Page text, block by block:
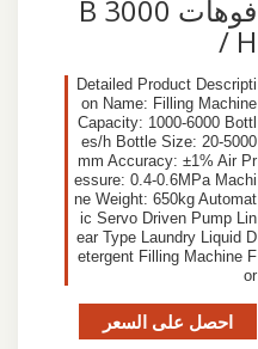
فوهات 3000 B
/ H
Detailed Product Descripti
on Name: Filling Machine
Capacity: 1000-6000 Bottl
es/h Bottle Size: 20-5000
mm Accuracy: ±1% Air Pr
essure: 0.4-0.6MPa Machi
ne Weight: 650kg Automat
ic Servo Driven Pump Lin
ear Type Laundry Liquid D
etergent Filling Machine F
or
احصل على السعر